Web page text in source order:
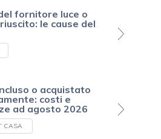
fornitore luce o
le cause del
o acquistato
costi e
ad agosto 2026
CASA